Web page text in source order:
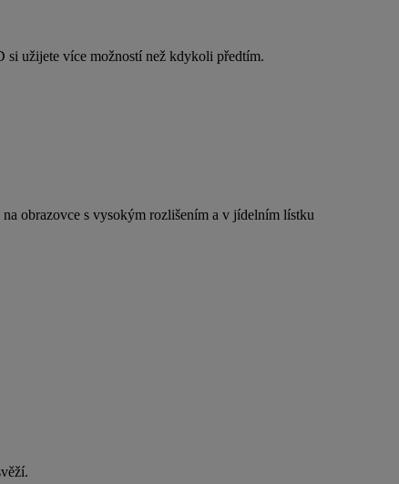
si užijete více možností než kdykoli předtím.
obrazovce s vysokým rozlišením a v jídelním lístku